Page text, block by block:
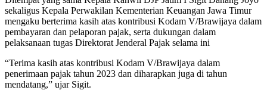
sekaligus Kepala Perwakilan Kementerian Keuangan Jawa Timur
mengaku berterima kasih atas kontribusi Kodam V/Brawijaya dalam
pembayaran dan pelaporan pajak, serta dukungan dalam
pelaksanaan tugas Direktorat Jenderal Pajak selama ini
“Terima kasih atas kontribusi Kodam V/Brawijaya dalam
penerimaan pajak tahun 2023 dan diharapkan juga di tahun
mendatang,” ujar Sigit.